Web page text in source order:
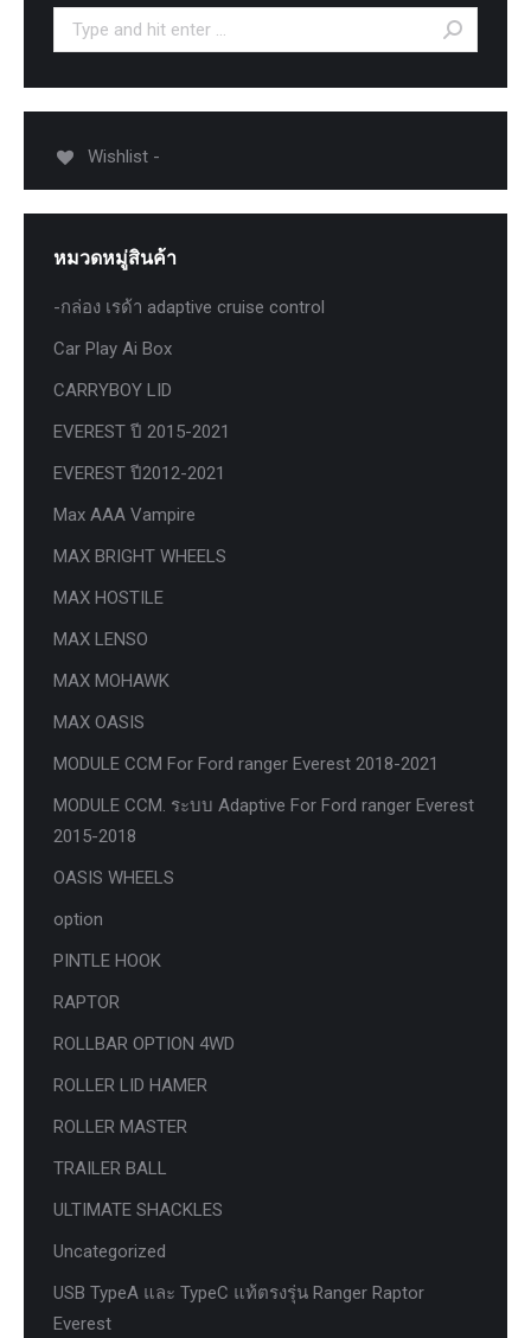
Search:
Wishlist -
หมวดหมู่สินค้า
-กล่อง เรด้า adaptive cruise control
Car Play Ai Box
CARRYBOY LID
EVEREST ปี 2015-2021
EVEREST ปี2012-2021
Max AAA Vampire
MAX BRIGHT WHEELS
MAX HOSTILE
MAX LENSO
MAX MOHAWK
MAX OASIS
MODULE CCM For Ford ranger Everest 2018-2021
MODULE CCM. ระบบ Adaptive For Ford ranger Everest
2015-2018
OASIS WHEELS
option
PINTLE HOOK
RAPTOR
ROLLBAR OPTION 4WD
ROLLER LID HAMER
ROLLER MASTER
TRAILER BALL
ULTIMATE SHACKLES
Uncategorized
USB TypeA และ TypeC แท้ตรงรุ่น Ranger Raptor
Everest